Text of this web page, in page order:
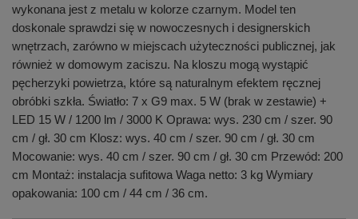
wykonana jest z metalu w kolorze czarnym. Model ten
doskonale sprawdzi się w nowoczesnych i designerskich
wnętrzach, zarówno w miejscach użyteczności publicznej, jak
również w domowym zaciszu. Na kloszu mogą wystąpić
pęcherzyki powietrza, które są naturalnym efektem ręcznej
obróbki szkła. Światło: 7 x G9 max. 5 W (brak w zestawie) +
LED 15 W / 1200 lm / 3000 K Oprawa: wys. 230 cm / szer. 90
cm / gł. 30 cm Klosz: wys. 40 cm / szer. 90 cm / gł. 30 cm
Mocowanie: wys. 40 cm / szer. 90 cm / gł. 30 cm Przewód: 200
cm Montaż: instalacja sufitowa Waga netto: 3 kg Wymiary
opakowania: 100 cm / 44 cm / 36 cm.